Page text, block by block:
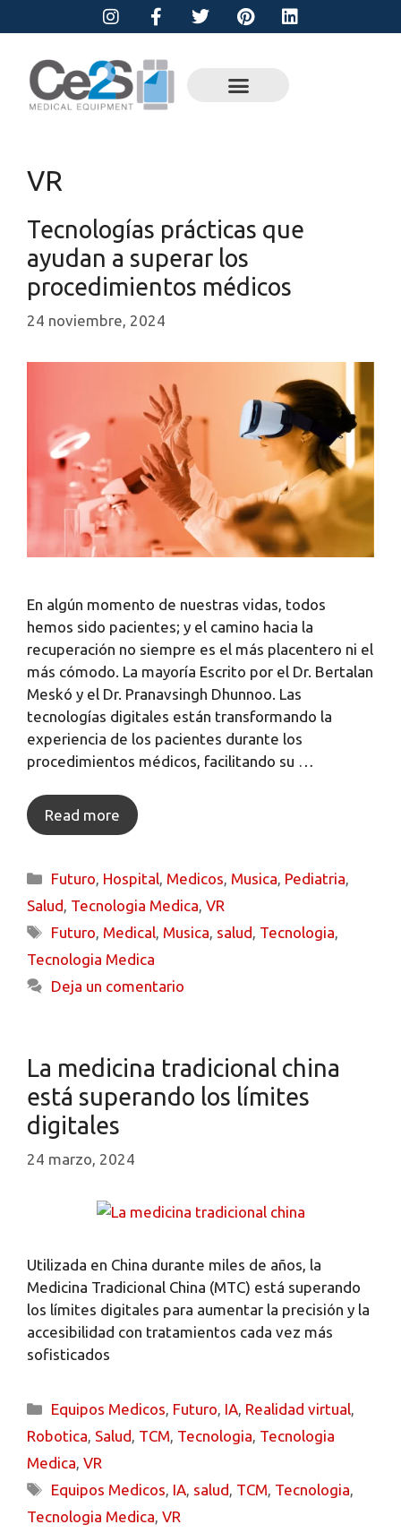
VR
Tecnologías prácticas que
ayudan a superar los
procedimientos médicos
24 noviembre, 2024
En algún momento de nuestras vidas, todos
hemos sido pacientes; y el camino hacia la
recuperación no siempre es el más placentero ni el
más cómodo. La mayoría Escrito por el Dr. Bertalan
Meskó y el Dr. Pranavsingh Dhunnoo. Las
tecnologías digitales están transformando la
experiencia de los pacientes durante los
procedimientos médicos, facilitando su …
Read more
Futuro, Hospital, Medicos, Musica, Pediatria,
Salud, Tecnologia Medica, VR
Futuro, Medical, Musica, salud, Tecnologia,
Tecnologia Medica
Deja un comentario
La medicina tradicional china
está superando los límites
digitales
24 marzo, 2024
Utilizada en China durante miles de años, la
Medicina Tradicional China (MTC) está superando
los límites digitales para aumentar la precisión y la
accesibilidad con tratamientos cada vez más
sofisticados
Equipos Medicos Futuro IA Realidad virtual
Robotica Salud TCM Tecnologia Tecnologia
Medica VR
Equipos Medicos IA salud TCM Tecnologia
Tecnologia Medica VR